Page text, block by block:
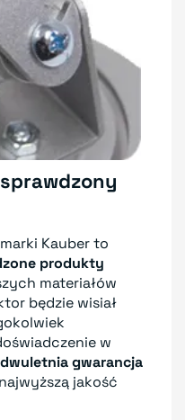
Kauber to
produkty
materiałów
będzie wisiał
w
dwuletnia gwarancja
jakość